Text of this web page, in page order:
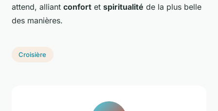
attend, alliant confort et spiritualité de la plus belle
des manières.
Croisière